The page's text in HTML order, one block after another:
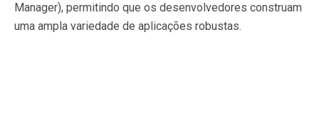
Manager), permitindo que os desenvolvedores construam
uma ampla variedade de aplicações robustas.